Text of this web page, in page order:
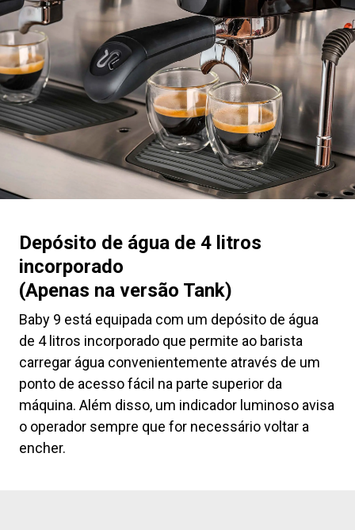
Depósito de água de 4 litros
incorporado
(Apenas na versão Tank)
Baby 9 está equipada com um depósito de água
de 4 litros incorporado que permite ao barista
carregar água convenientemente através de um
ponto de acesso fácil na parte superior da
máquina. Além disso, um indicador luminoso avisa
o operador sempre que for necessário voltar a
encher.